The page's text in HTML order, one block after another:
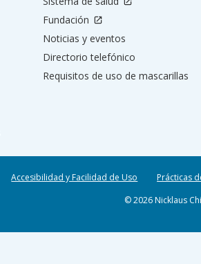
Fundación
Noticias y eventos
Directorio telefónico
Requisitos de uso de mascarillas
Accesibilidad y Facilidad de Uso Prácticas
© 2026 Nicklaus